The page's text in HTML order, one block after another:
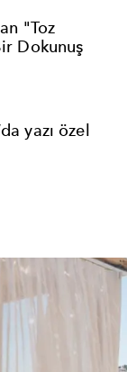
"Toz
Dokunuş
yazı özel